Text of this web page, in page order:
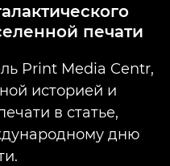
печати
Print Media Centr,
историей и
в статье,
дню